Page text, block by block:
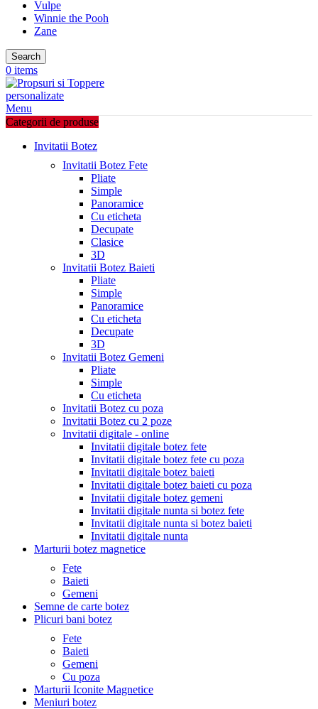
Vulpe
Winnie the Pooh
Zane
Search
0 items
Menu
Categorii de produse
Invitatii Botez
Invitatii Botez Fete
Pliate
Simple
Panoramice
Cu eticheta
Decupate
Clasice
3D
Invitatii Botez Baieti
Pliate
Simple
Panoramice
Cu eticheta
Decupate
3D
Invitatii Botez Gemeni
Pliate
Simple
Cu eticheta
Invitatii Botez cu poza
Invitatii Botez cu 2 poze
Invitatii digitale - online
Invitatii digitale botez fete
Invitatii digitale botez fete cu poza
Invitatii digitale botez baieti
Invitatii digitale botez baieti cu poza
Invitatii digitale botez gemeni
Invitatii digitale nunta si botez fete
Invitatii digitale nunta si botez baieti
Invitatii digitale nunta
Marturii botez magnetice
Fete
Baieti
Gemeni
Semne de carte botez
Plicuri bani botez
Fete
Baieti
Gemeni
Cu poza
Marturii Iconite Magnetice
Meniuri botez